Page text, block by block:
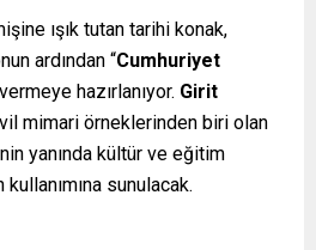
ışık tutan tarihi konak,
ardından “Cumhuriyet
hazırlanıyor. Girit
mimari örneklerinden biri olan
yanında kültür ve eğitim
sunulacak.